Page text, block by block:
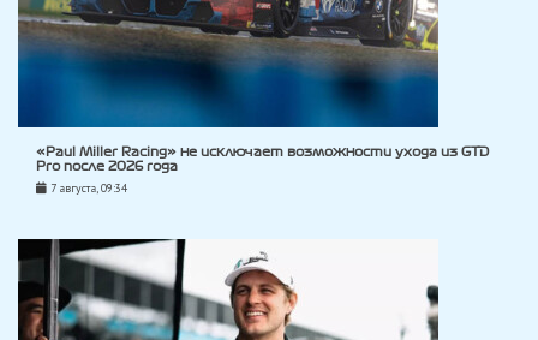
«Paul Miller Racing» не исключает возможности ухода из GTD
Pro после 2026 года
7 августа, 09:34